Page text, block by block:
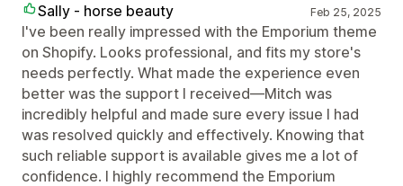
Sally - horse beauty Feb 25, 2025
I've been really impressed with the Emporium theme
on Shopify. Looks professional, and fits my store's
needs perfectly. What made the experience even
better was the support I received—Mitch was
incredibly helpful and made sure every issue I had
was resolved quickly and effectively. Knowing that
such reliable support is available gives me a lot of
confidence. I highly recommend the Emporium